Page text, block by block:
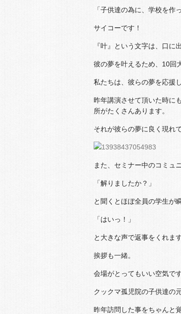
「子供達の為に、学校を作
サイコーです！
『叶』という文字は、口に
彼の夢を叶えるため、10回
私たちは、彼らの夢を応援
昨年講演させて頂いた時に
所がたくさんあります。
それが彼らの夢に良く現れ
また、セミナー中のコミュ
「解りましたか？」
と聞くとほぼ全員の学生が
「はいっ！」
と大きな声で返事をくれます
挨拶も一緒。
会場がとってもいい空気です
クックマ孤児院の子供達の
昨年訪問した事をちゃんと